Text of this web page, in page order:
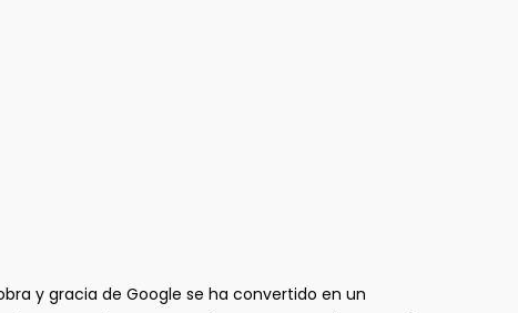
y gracia de Google se ha convertido en un